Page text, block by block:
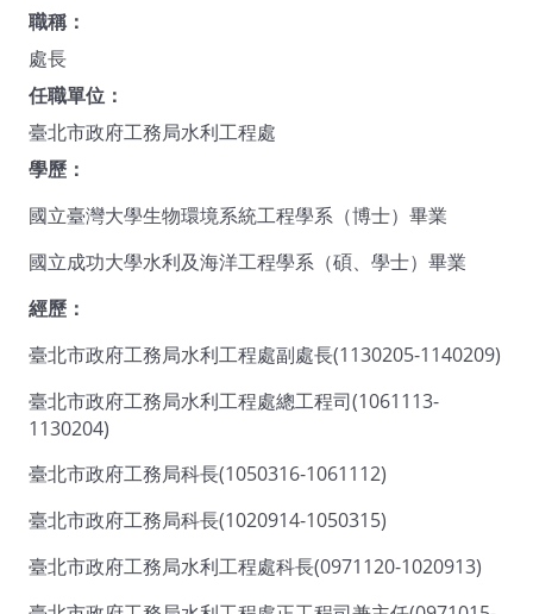
職稱：
處長
任職單位：
臺北市政府工務局水利工程處
學歷：
國立臺灣大學生物環境系統工程學系（博士）畢業
國立成功大學水利及海洋工程學系（碩、學士）畢業
經歷：
臺北市政府工務局水利工程處副處長(1130205-1140209)
臺北市政府工務局水利工程處總工程司(1061113-
1130204)
臺北市政府工務局科長(1050316-1061112)
臺北市政府工務局科長(1020914-1050315)
臺北市政府工務局水利工程處科長(0971120-1020913)